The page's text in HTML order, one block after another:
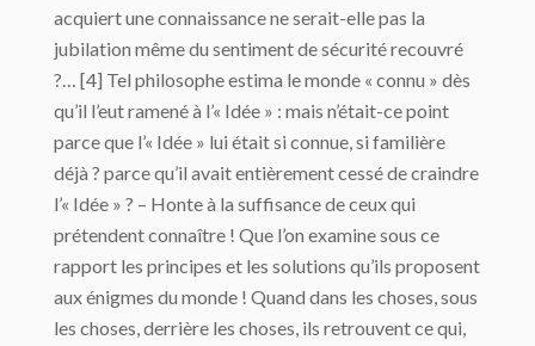
acquiert une connaissance ne serait-elle pas la
jubilation même du sentiment de sécurité recouvré
?… [4] Tel philosophe estima le monde « connu » dès
qu’il l’eut ramené à l’« Idée » : mais n’était-ce point
parce que l’« Idée » lui était si connue, si familière
déjà ? parce qu’il avait entièrement cessé de craindre
l’« Idée » ? – Honte à la suffisance de ceux qui
prétendent connaître ! Que l’on examine sous ce
rapport les principes et les solutions qu’ils proposent
aux énigmes du monde ! Quand dans les choses, sous
les choses, derrière les choses, ils retrouvent ce qui,